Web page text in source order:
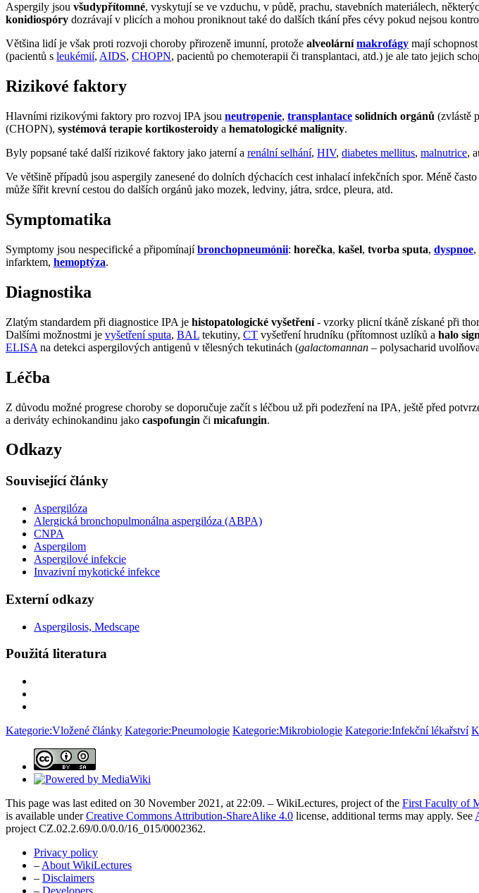
Aspergily jsou všudypřítomné, vyskytují se ve vzduchu, v půdě, prachu, stavebních materiálech,
konidiospóry dozrávají v plicích a mohou proniknout také do dalších tkání přes cévy pokud nejsou
Většina lidí je však proti rozvoji choroby přirozeně imunní, protože alveolárnímakrofágy mají
(pacientů s leukémií, AIDS, CHOPN, pacientů po chemoterapii či transplantaci, atd.) je ale tato jejich
Rizikové faktory
Hlavními rizikovými faktory pro rozvoj IPA jsou neutropenie, transplantace solidních orgánů (zvlástě
(CHOPN), systémová terapie kortikosteroidy a hematologické malignity.
Byly popsané také další rizikové faktory jako jaterní a renální selhání, HIV, diabetes mellitus, malnutrice,
Ve většině případů jsou aspergily zanesené do dolních dýchacích cest inhalací infekčních spor. Méně
může šířit krevní cestou do dalších orgánů jako mozek, ledviny, játra, srdce, pleura, atd.
Symptomatika
Symptomy jsou nespecifické a připomínajíbronchopneumónii: horečka, kašel, tvorba sputa, dyspnoe,
infarktem, hemoptýza.
Diagnostika
Zlatým standardem při diagnostice IPA je histopatologické vyšetření- vzorky plicní tkáně získané při
Dalšími možnostmi je vyšetření sputa, BAL tekutiny, CT vyšetření hrudníku (přítomnost uzlíků a halo sign
ELISA na detekci aspergilových antigenů v tělesných tekutinách (galactomannan – polysacharid
Léčba
Z důvodu možné progrese choroby se doporučuje začít s léčbou už při podezření na IPA, ještě před
a deriváty echinokandinu jako caspofungin či micafungin.
Odkazy
Související články
Aspergilóza
Alergická bronchopulmonálna aspergilóza (ABPA)
CNPA
Aspergilom
Aspergilové infekcie
Invazivní mykotické infekce
Externí odkazy
Aspergilosis, Medscape
Použitá literatura
Kategorie:Vložené články Kategorie:Pneumologie Kategorie:Mikrobiologie Kategorie:Infekční lékařství
This page was last edited on 30 November 2021, at 22:09. – WikiLectures, project of the First Faculty of
is available underCreative Commons Attribution-ShareAlike 4.0 license, additional terms may apply. See
project CZ.02.2.69/0.0/0.0/16_015/0002362.
Privacy policy
– About WikiLectures
– Disclaimers
– Developers